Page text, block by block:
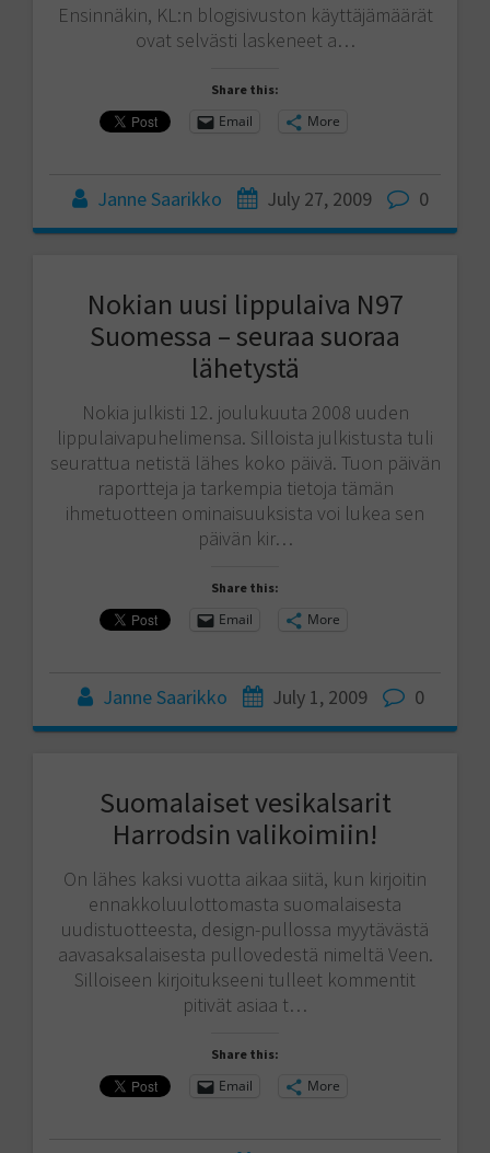
Ensinnäkin, KL:n blogisivuston käyttäjämäärät
ovat selvästi laskeneet a…
Share this:
Email More
Janne Saarikko July 27, 2009 0
Nokian uusi lippulaiva N97
Suomessa – seuraa suoraa
lähetystä
Nokia julkisti 12. joulukuuta 2008 uuden
lippulaivapuhelimensa. Silloista julkistusta tuli
seurattua netistä lähes koko päivä. Tuon päivän
raportteja ja tarkempia tietoja tämän
ihmetuotteen ominaisuuksista voi lukea sen
päivän kir…
Share this:
Email More
Janne Saarikko July 1, 2009 0
Suomalaiset vesikalsarit
Harrodsin valikoimiin!
On lähes kaksi vuotta aikaa siitä, kun kirjoitin
ennakkoluulottomasta suomalaisesta
uudistuotteesta, design-pullossa myytävästä
aavasaksalaisesta pullovedestä nimeltä Veen.
Silloiseen kirjoitukseeni tulleet kommentit
pitivät asiaa t…
Share this:
Email More